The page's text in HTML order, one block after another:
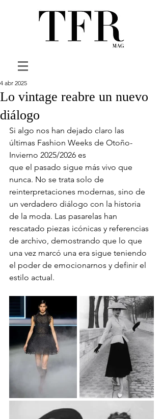
Lo vintage reabre un nuevo
diálogo
4 abr 2025
Si algo nos han dejado claro las
últimas Fashion Weeks de Otoño-
Invierno 2025/2026 es
que el pasado sigue más vivo que
nunca. No se trata solo de
reinterpretaciones modernas, sino de
un verdadero diálogo con la historia
de la moda. Las pasarelas han
rescatado piezas icónicas y referencias
de archivo, demostrando que lo que
una vez marcó una era sigue teniendo
el poder de emocionarnos y definir el
estilo actual.